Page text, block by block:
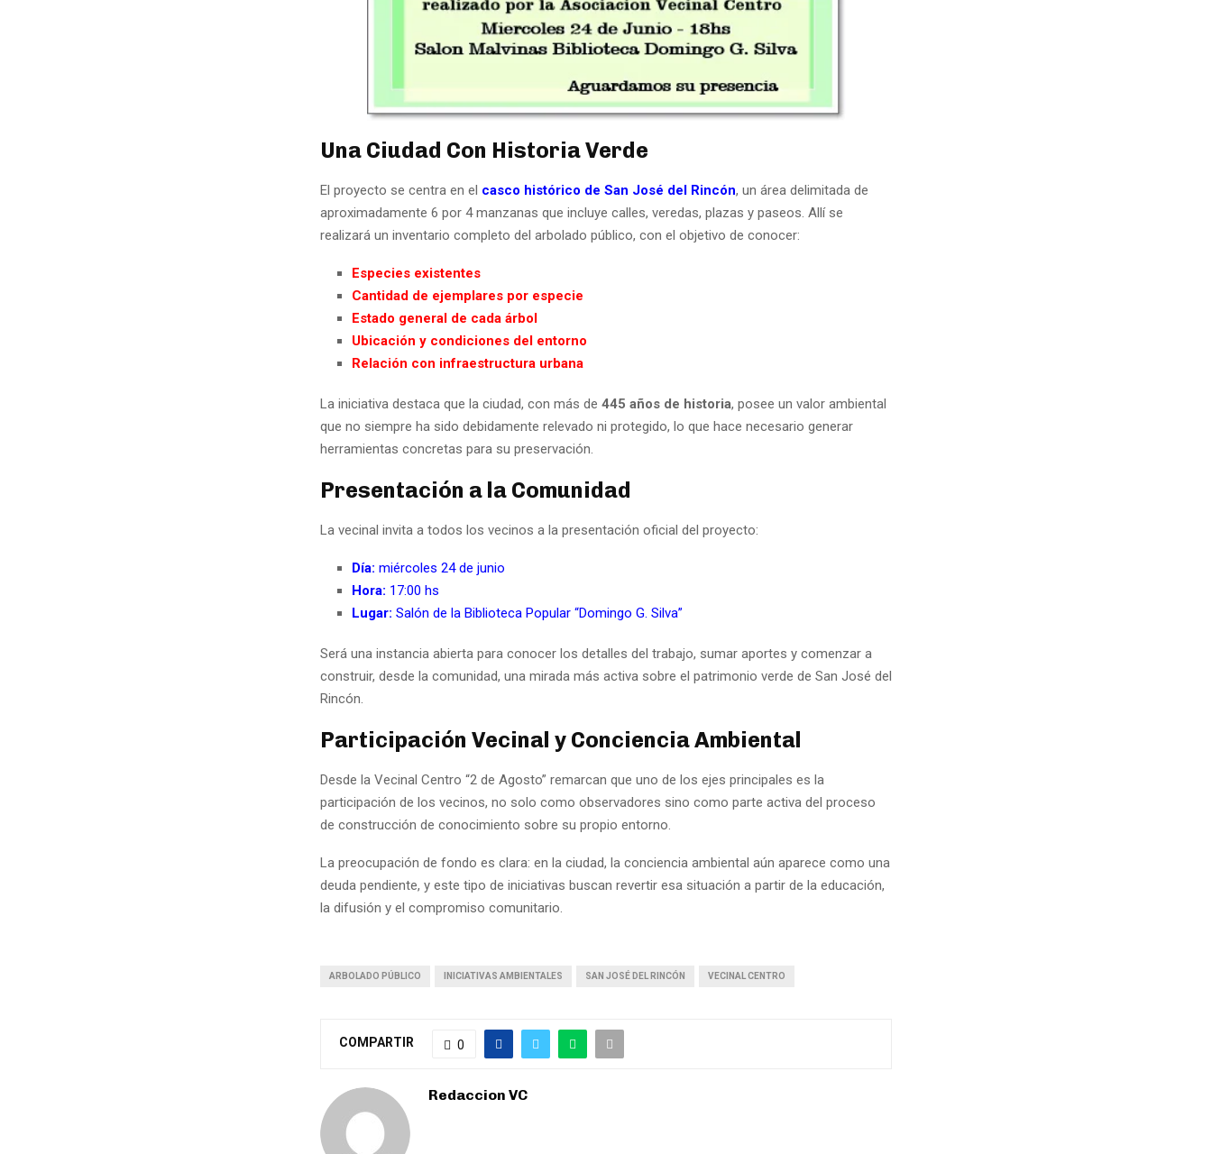
Una Ciudad Con Historia Verde
El proyecto se centra en el casco histórico de San José del Rincón, un área delimitada de
aproximadamente 6 por 4 manzanas que incluye calles, veredas, plazas y paseos. Allí se
realizará un inventario completo del arbolado público, con el objetivo de conocer:
Especies existentes
Cantidad de ejemplares por especie
Estado general de cada árbol
Ubicación y condiciones del entorno
Relación con infraestructura urbana
La iniciativa destaca que la ciudad, con más de 445 años de historia, posee un valor ambiental
que no siempre ha sido debidamente relevado ni protegido, lo que hace necesario generar
herramientas concretas para su preservación.
Presentación a la Comunidad
La vecinal invita a todos los vecinos a la presentación oficial del proyecto:
Día: miércoles 24 de junio
Hora: 17:00 hs
Lugar: Salón de la Biblioteca Popular “Domingo G. Silva”
Será una instancia abierta para conocer los detalles del trabajo, sumar aportes y comenzar a
construir, desde la comunidad, una mirada más activa sobre el patrimonio verde de San José del
Rincón.
Participación Vecinal y Conciencia Ambiental
Desde la Vecinal Centro “2 de Agosto” remarcan que uno de los ejes principales es la
participación de los vecinos, no solo como observadores sino como parte activa del proceso
de construcción de conocimiento sobre su propio entorno.
La preocupación de fondo es clara: en la ciudad, la conciencia ambiental aún aparece como una
deuda pendiente, y este tipo de iniciativas buscan revertir esa situación a partir de la educación,
la difusión y el compromiso comunitario.
ARBOLADO PÚBLICO INICIATIVAS AMBIENTALES SAN JOSÉ DEL RINCÓN VECINAL CENTRO
COMPARTIR 0
Redaccion VC